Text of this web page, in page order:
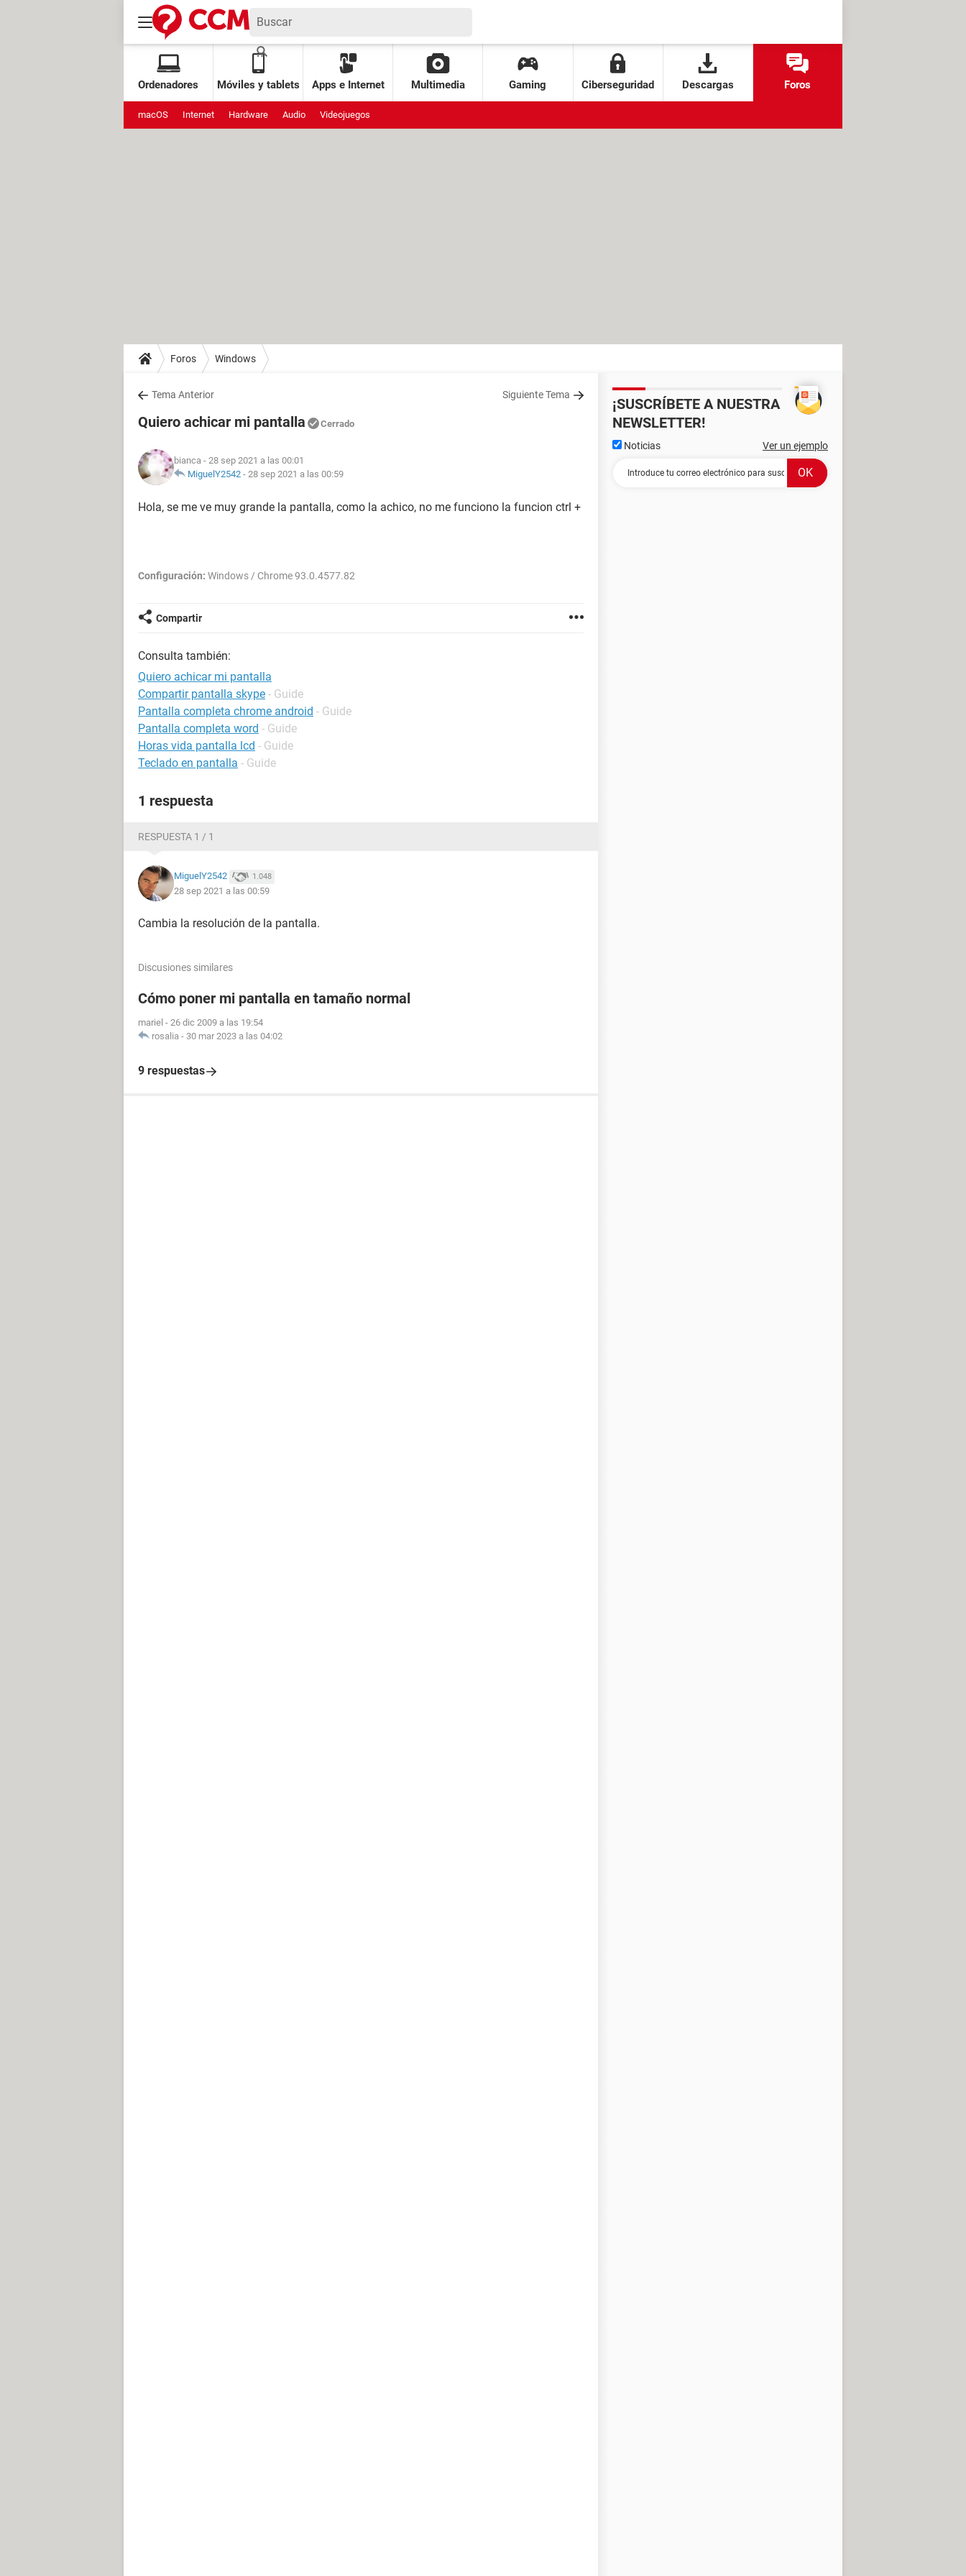
Ordenadores Móviles y tablets Apps e Internet Multimedia Gaming Ciberseguridad Descargas Foros
macOS Internet Hardware Audio Videojuegos
Foros Windows
Tema Anterior Siguiente Tema
Quiero achicar mi pantalla Cerrado
bianca - 28 sep 2021 a las 00:01
MiguelY2542 - 28 sep 2021 a las 00:59
Hola, se me ve muy grande la pantalla, como la achico, no me funciono la funcion ctrl +
Configuración: Windows / Chrome 93.0.4577.82
Compartir
Consulta también:
Quiero achicar mi pantalla
Compartir pantalla skype - Guide
Pantalla completa chrome android - Guide
Pantalla completa word - Guide
Horas vida pantalla lcd - Guide
Teclado en pantalla - Guide
1 respuesta
RESPUESTA 1 / 1
MiguelY2542 1.048
28 sep 2021 a las 00:59
Cambia la resolución de la pantalla.
Discusiones similares
Cómo poner mi pantalla en tamaño normal
mariel - 26 dic 2009 a las 19:54
rosalia - 30 mar 2023 a las 04:02
9 respuestas
¡SUSCRÍBETE A NUESTRA
NEWSLETTER!
Noticias Ver un ejemplo